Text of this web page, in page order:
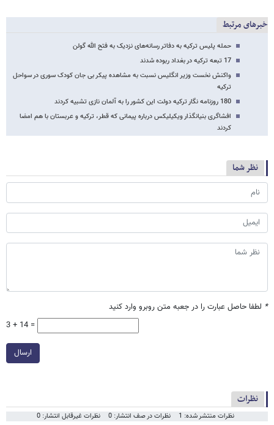
خبرهای مرتبط
حمله پلیس ترکیه به دفاتر رسانه‌های نزدیک به فتح الله گولن
17 تبعه ترکیه در بغداد ربوده شدند
واکنش نخست وزیر انگلیس نسبت به مشاهده پیکر بی جان کودک سوری در سواحل
ترکیه
180 روزنامه نگار ترکیه دولت این کشور را به آلمان نازی تشبیه کردند
افشاگری بنیانگذار ویکیلیکس درباره پیمانی که قطر، ترکیه و عربستان با هم امضا
کردند
نظر شما
* لطفا حاصل عبارت را در جعبه متن روبرو وارد کنید
3 + 14 =
ارسال
نظرات
نظرات منتشر شده: 1 نظرات در صف انتشار: 0 نظرات غیرقابل انتشار: 0